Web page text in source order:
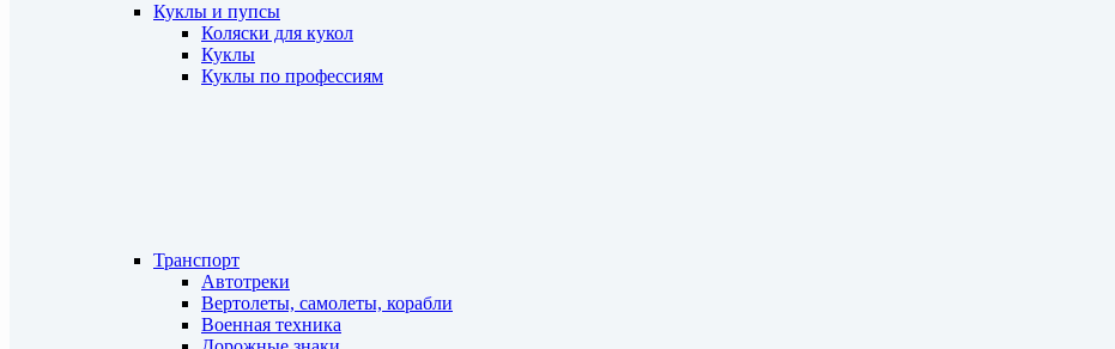
Куклы и пупсы
Коляски для кукол
Куклы
Куклы по профессиям
Транспорт
Автотреки
Вертолеты, самолеты, корабли
Военная техника